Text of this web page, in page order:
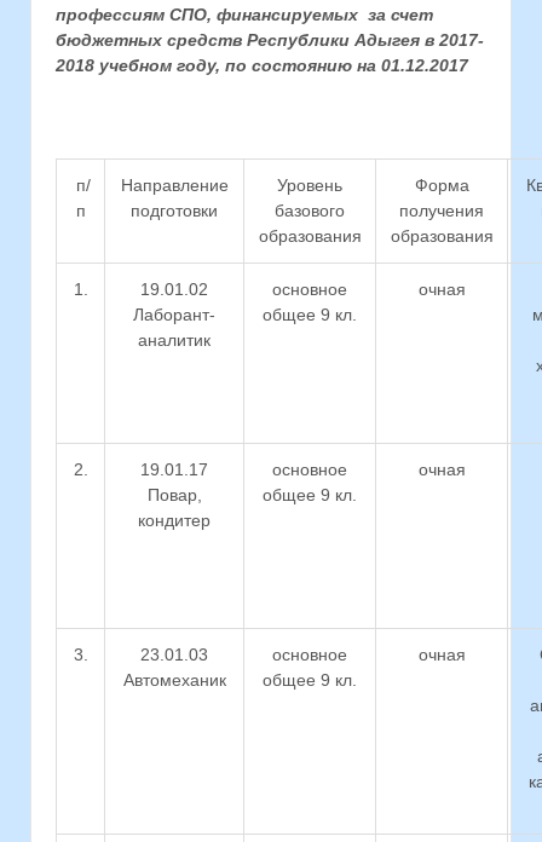
профессиям СПО, финансируемых за счет
бюджетных средств Республики Адыгея в 2017-
2018 учебном году, по состоянию на 01.12.2017
п/
п
Направление
подготовки
Уровень
базового
образования
Форма
получения
образования
1.
19.01.02
Лаборант-
аналитик
основное
общее 9 кл.
очная
2.
19.01.17
Повар,
кондитер
основное
общее 9 кл.
очная
3.
23.01.03
Автомеханик
основное
общее 9 кл.
очная